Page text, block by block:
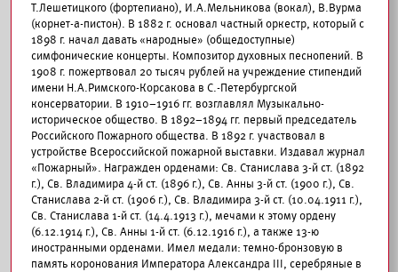
Т.Лешетицкого (фортепиано), И.А.Мельникова (вокал), В.Вурма
(корнет-а-пистон). В 1882 г. основал частный оркестр, который с
1898 г. начал давать «народные» (общедоступные)
симфонические концерты. Композитор духовных песнопений. В
1908 г. пожертвовал 20 тысяч рублей на учреждение стипендий
имени Н.А.Римского-Корсакова в С.-Петербургской
консерватории. В 1910–1916 гг. возглавлял Музыкально-
историческое общество. В 1892–1894 гг. первый председатель
Российского Пожарного общества. В 1892 г. участвовал в
устройстве Всероссийской пожарной выставки. Издавал журнал
«Пожарный». Награжден орденами: Св. Станислава 3-й ст. (1892
г.), Св. Владимира 4-й ст. (1896 г.), Св. Анны 3-й ст. (1900 г.), Св.
Станислава 2-й ст. (1906 г.), Св. Владимира 3-й ст. (10.04.1911 г.),
Св. Станислава 1-й ст. (14.4.1913 г.), мечами к этому ордену
(6.12.1914 г.), Св. Анны 1-й ст. (6.12.1916 г.), а также 13-ю
иностранными орденами. Имел медали: темно-бронзовую в
память коронования Императора Александра III, серебряные в